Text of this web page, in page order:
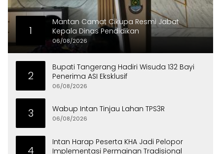
1
Mantan Camat Cikupa Resmi Jabat
Kepala Dinas Pendidikan
06/08/2026
2
Bupati Tangerang Hadiri Wisuda 132 Bayi
Penerima ASI Eksklusif
06/08/2026
3 Wabup Intan Tinjau Lahan TPS3R
06/08/2026
4
Intan Harap Peserta KHA Jadi Pelopor
Implementasi Permainan Tradisional